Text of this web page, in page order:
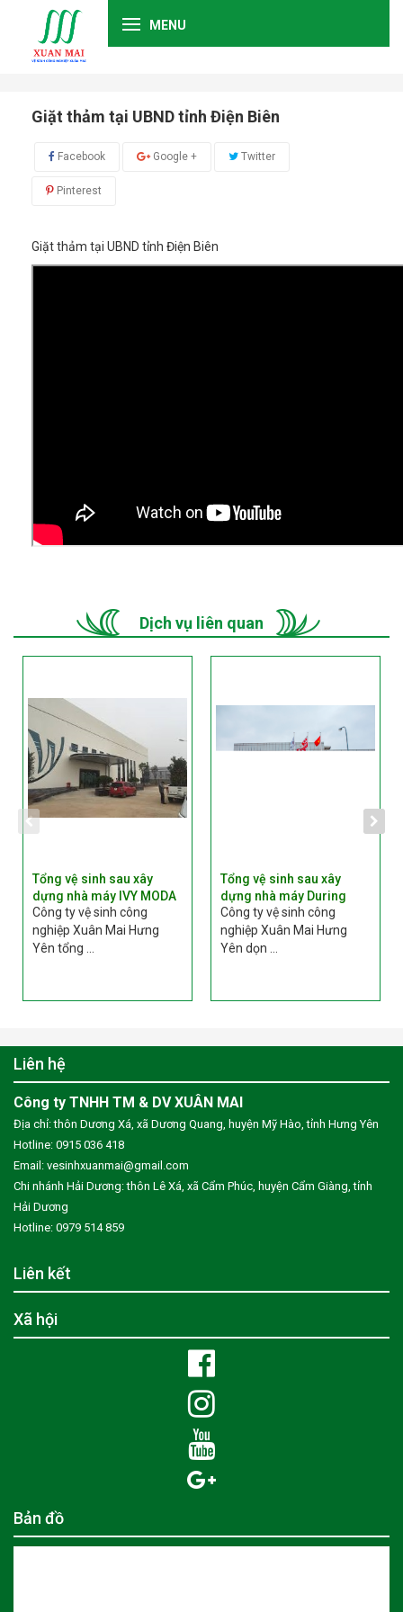
MENU
Giặt thảm tại UBND tỉnh Điện Biên
Facebook Google + Twitter
Pinterest
Giặt thảm tại UBND tỉnh Điện Biên
Dịch vụ liên quan
Tổng vệ sinh sau xây
dựng nhà máy IVY MODA
Công ty vệ sinh công
nghiệp Xuân Mai Hưng
Yên tổng ...
Tổng vệ sinh sau xây
dựng nhà máy During
Công ty vệ sinh công
nghiệp Xuân Mai Hưng
Yên dọn ...
Liên hệ
Công ty TNHH TM & DV XUÂN MAI
Địa chỉ: thôn Dương Xá, xã Dương Quang, huyện Mỹ Hào, tỉnh Hưng Yên
Hotline: 0915 036 418
Email: vesinhxuanmai@gmail.com
Chi nhánh Hải Dương: thôn Lê Xá, xã Cẩm Phúc, huyện Cẩm Giàng, tỉnh
Hải Dương
Hotline: 0979 514 859
Liên kết
Xã hội
Bản đồ